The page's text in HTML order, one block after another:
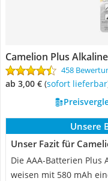
Camelion Plus
458
ab 3,00 € ( Sofort lieferbar
Unsere
Unser Fazit für
Die AAA-Batterien Plus
weisen mit 580 mAh